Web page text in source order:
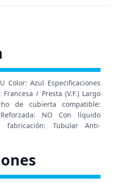
Color: Azul Especificaciones
/ Presta (V.F.) Largo
de cubierta compatible:
NO Con líquido
Tubular Anti-